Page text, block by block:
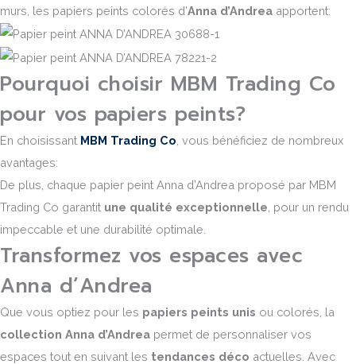
murs, les papiers peints colorés d’Anna d’Andrea apportent:
Pourquoi choisir MBM Trading Co
pour vos papiers peints?
En choisissant MBM Trading Co , vous bénéficiez de nombreux
avantages:
De plus, chaque papier peint Anna d’Andrea proposé par MBM
Trading Co garantit une qualité exceptionnelle , pour un rendu
impeccable et une durabilité optimale.
Transformez vos espaces avec
Anna d’Andrea
Que vous optiez pour les papiers peints unis ou colorés, la
collection Anna d’Andrea permet de personnaliser vos
espaces tout en suivant les tendances déco actuelles. Avec